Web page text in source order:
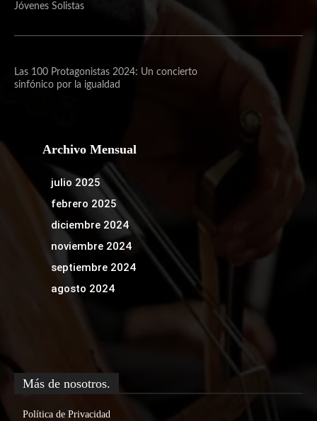
Jóvenes Solistas
Las 100 Protagonistas 2024: Un concierto
sinfónico por la igualdad
Archivo Mensual
julio 2025
febrero 2025
diciembre 2024
noviembre 2024
septiembre 2024
agosto 2024
Más de nosotros.
Política de Privacidad